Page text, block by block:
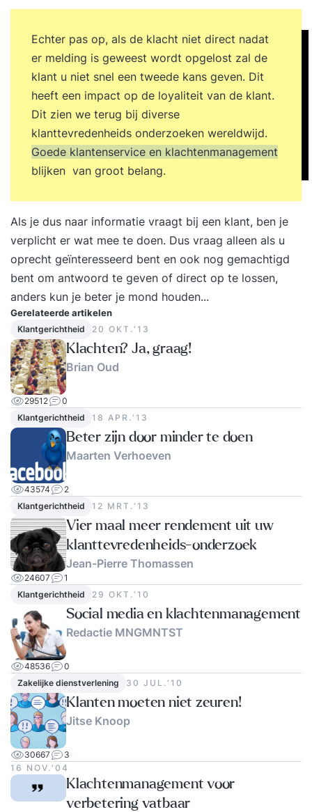
Echter pas op, als de klacht niet direct nadat
er melding is geweest wordt opgelost zal de
klant u niet snel een tweede kans geven. Dit
heeft een impact op de loyaliteit van de klant.
Dit zien we terug bij diverse
klanttevredenheids onderzoeken wereldwijd.
Goede klantenservice en klachtenmanagement
blijken van groot belang.
Als je dus naar informatie vraagt bij een klant, ben je
verplicht er wat mee te doen. Dus vraag alleen als u
oprecht geïnteresseerd bent en ook nog gemachtigd
bent om antwoord te geven of direct op te lossen,
anders kun je beter je mond houden...
Gerelateerde artikelen
Klantgerichtheid 20 OKT.‘13
Klachten? Ja, graag!
Brian Oud
29512
0
Klantgerichtheid
18 APR.‘13
Beter zijn door minder te doen
Maarten Verhoeven
43574
2
Klantgerichtheid
12 MRT.‘13
Vier maal meer rendement uit uw
klanttevredenheids-onderzoek
Jean-Pierre Thomassen
24607
1
Klantgerichtheid
29 OKT.‘10
Social media en klachtenmanagement
Redactie MNGMNTST
48536
0
Zakelijke dienstverlening
30 JUL.‘10
Klanten moeten niet zeuren!
Jitse Knoop
30667
3
16 NOV.‘04
Klachtenmanagement voor
verbetering vatbaar